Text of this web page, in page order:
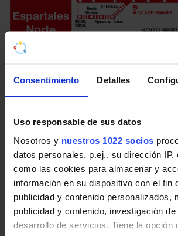
Consentimiento Detalles
Uso responsable de sus datos
Nosotros y nuestros 1022 socios
datos personales, p.ej., su dirección IP,
como las cookies para almacenar y
información en su dispositivo con el fin
publicidad y contenido personalizados,
publicidad y contenido, investigación
desarrollo de servicios. Tiene la opción
Horario vuelta de
Alcalá de Henares
Tabla de horarios y frecuencias de
vuelta Línea L-10 Alcalá de Henares:
Complutense - Espartales de